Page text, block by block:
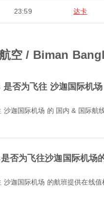
23:59 达卡
空 / Biman
否为飞往 沙迦国际机场
为飞往沙迦国际机场